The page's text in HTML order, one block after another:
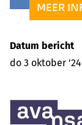
MEER
Datum bericht
do 3 oktober '24